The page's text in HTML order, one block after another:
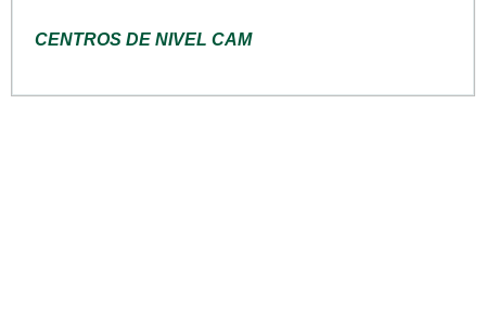
CENTROS DE NIVEL CAM